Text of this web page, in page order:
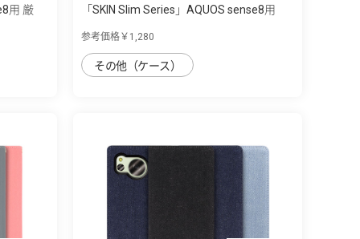
用 厳
「SKIN Slim Series」AQUOS sense8用
参考価格￥1,280
その他（ケース）